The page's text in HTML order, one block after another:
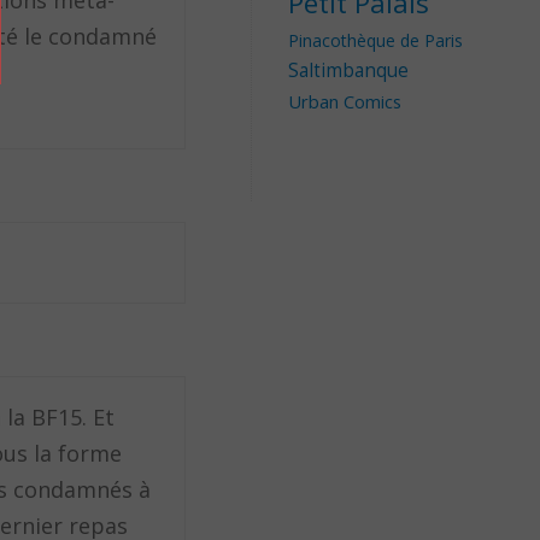
le condamné
BF15. Et
la forme
condamnés à
repas
Pinacothèque de Paris
Saltimbanque
Urban Comics